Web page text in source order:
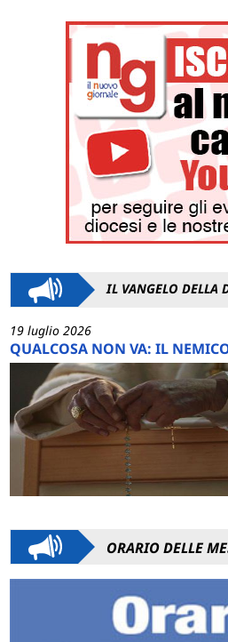
IL VANGELO DELLA
19 luglio 2026
QUALCOSA NON VA: IL
ORARIO DELLE